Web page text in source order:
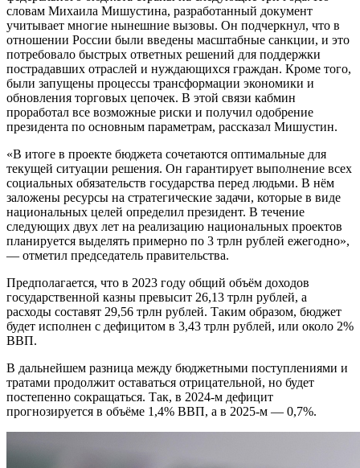
словам Михаила Мишустина, разработанный документ
учитывает многие нынешние вызовы. Он подчеркнул, что в
отношении России были введены масштабные санкции, и это
потребовало быстрых ответных решений для поддержки
пострадавших отраслей и нуждающихся граждан. Кроме того,
были запущены процессы трансформации экономики и
обновления торговых цепочек. В этой связи кабмин
проработал все возможные риски и получил одобрение
президента по основным параметрам, рассказал Мишустин.
«В итоге в проекте бюджета сочетаются оптимальные для
текущей ситуации решения. Он гарантирует выполнение всех
социальных обязательств государства перед людьми. В нём
заложены ресурсы на стратегические задачи, которые в виде
национальных целей определил президент. В течение
следующих двух лет на реализацию национальных проектов
планируется выделять примерно по 3 трлн рублей ежегодно»,
— отметил председатель правительства.
Предполагается, что в 2023 году общий объём доходов
государственной казны превысит 26,13 трлн рублей, а
расходы составят 29,56 трлн рублей. Таким образом, бюджет
будет исполнен с дефицитом в 3,43 трлн рублей, или около 2%
ВВП.
В дальнейшем разница между бюджетными поступлениями и
тратами продолжит оставаться отрицательной, но будет
постепенно сокращаться. Так, в 2024-м дефицит
прогнозируется в объёме 1,4% ВВП, а в 2025-м — 0,7%.